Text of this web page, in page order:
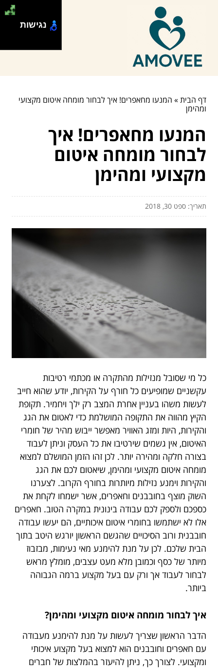
דף הבית» המנעו מחאפרים! איך לבחור מומחה איטום מקצועי
ומהימן
המנעו מחאפרים! איך
לבחור מומחה איטום
מקצועי ומהימן
תאריך: ספט 30, 2018
כל מי שסובל מנזילות מהתקרה או מכתמי רטיבות
עקשניים שמופיעים כל חורף על הקירות, יודע שהוא חייב
לעשות משהו בעניין אחרת המצב רק ילך ויחמיר. תקופת
הקיץ מהווה את התקופה המושלמת כדי לאטום את הגג
והקירות, היות ומזג האוויר מאפשר ייבוש מהיר של חומרי
האיטום, אין גשמים שירטיבו את כל העסק וניתן לעבוד
בצורה חלקה ומהירה יותר. לכן זהו הזמן המושלם למצוא
מומחה איטום מקצועי ומהימן, שיאטום לכם את הגג
והקירות וימנע נזילות מיותרות בחורף הקרוב. לצערנו
השוק מוצף בחובבנים וחאפרים, אשר ישמחו לקחת את
כספכם ולספק לכם עבודה בינונית במקרה הטוב. חאפרים
אלו לא ישתמשו בחומרי איטום איכותיים, הם יעשו עבודה
חובבנית ורוב הסיכויים שהגשם הראשון יורגש היטב בתוך
הבית שלכם. לכן על מנת להימנע מאי נעימות, מבזבוז
מיותר של כסף וכמובן מלא מעט עצבים, מומלץ מראש
לבחור לעבוד אך ורק עם בעל מקצוע ברמה הגבוהה
ביותר.
איך לבחור מומחה איטום מקצועי ומהימן?
הדבר הראשון שצריך לעשות על מנת להימנע מעבודה
עם חאפרים וחובבנים הוא למצוא בעל מקצוע איכותי
ומקצועי. לצורך כך, ניתן להיעזר בהמלצות של חברים
נגישות